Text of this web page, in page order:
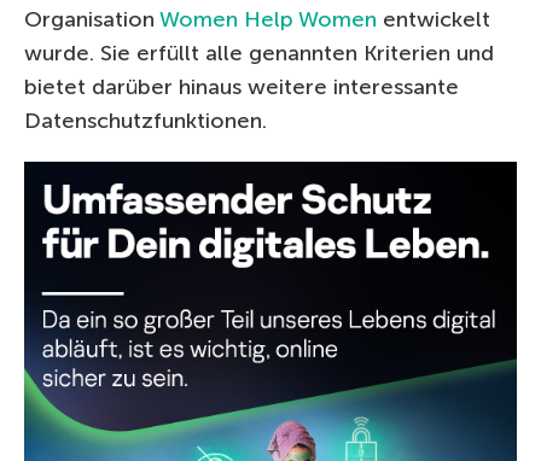
Organisation Women Help Women entwickelt
wurde. Sie erfüllt alle genannten Kriterien und
bietet darüber hinaus weitere interessante
Datenschutzfunktionen.